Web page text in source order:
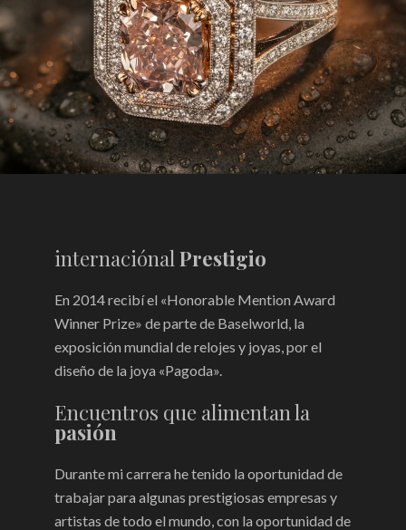
internaciónalPrestigio
En 2014 recibí el «Honorable Mention Award
Winner Prize» de parte de Baselworld, la
exposición mundial de relojes y joyas, por el
diseño de la joya «Pagoda».
Encuentros que alimentan la
pasión
Durante mi carrera he tenido la oportunidad de
trabajar para algunas prestigiosas empresas y
artistas de todo el mundo, con la oportunidad de